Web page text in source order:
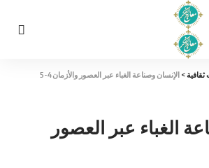
ثقافية> الإنسان وصناعة الغباء عبر العصور والأزمان4-5
الغباء عبر العصور